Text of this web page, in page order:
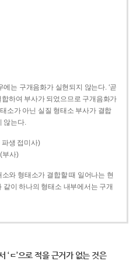
는 구개음화가 실현되지 않는다. ‘곧
합하여 부사가 되었으므로 구개음화가
소가 아닌 실질 형태소 부사가 결합
않는다.
파생 접미사)
부사)
와 형태소가 결합할 때 일어나는 현
같이 하나의 형태소 내부에서는 구개
‘ㄷ’으로 적을 근거가 없는 것은